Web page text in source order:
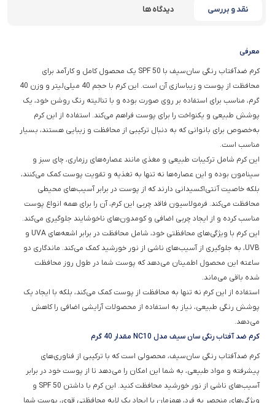
نقد و بررسی دیدگاه ها
معرفی
کرم ضدآفتاب رنگی سان‌سیف با SPF 50 یک محصول کامل و کارآمد برای
محافظت از پوست و زیباسازی آن است. این کرم با حجم 40 میلی‌لیتر و وزن 40
گرم، مناسب برای استفاده بر روی صورت بوده و با تنالیته رنگ روشن خود، یک
پوشش طبیعی و یکنواخت را برای پوست فراهم می‌کند. استفاده از این کرم
به‌خصوص برای بانوانی که به دنبال ترکیبی از محافظت و زیبایی هستند، بسیار
مناسب است.
این کرم شامل ترکیبات طبیعی و مغذی مانند عصاره‌های رزماری، چای سبز و
سینامون بوده و این عصاره‌ها نه تنها به تغذیه و تقویت پوست کمک می‌کنند،
بلکه خاصیت آنتی‌اکسیدانی دارند که از پوست در برابر آسیب‌های محیطی
محافظت می‌کند. فرمولاسیون فاقد چربی این کرم، آن را برای همه انواع پوست
مناسب کرده و از ایجاد چربی اضافی و کومدون‌های ناخوشایند جلوگیری می‌کند.
این کرم با ویژگی‌های محافظتی خود، شامل محافظت در برابر اشعه‌های UVA و
UVB، به جلوگیری از آسیب‌های ناشی از نور خورشید کمک می‌کند. ماندگاری دو
ساعته این محصول اطمینان می‌دهد که پوست شما در طول روز محافظت
شده باقی می‌ماند.
استفاده از این کرم نه تنها به محافظت از پوست کمک می‌کند، بلکه با ایجاد یک
پوشش رنگی طبیعی، نیاز به استفاده از محصولات آرایشی اضافی را کاهش
می‌دهد.
کرم ضد آفتاب رنگی سان سیف مدل NC10 مقدار 40 گرم
کرم ضدآفتاب رنگی سان‌سیف، محصولی است که با ترکیبی از فناوری‌های
پیشرفته و مواد طبیعی، به شما این امکان را می‌دهد تا از پوست خود در برابر
آسیب‌های ناشی از نور خورشید محافظت کنید. این کرم با داشتن SPF 50 و
ویژگی‌های منحصر به فرد، همزمان با ایجاد یک لایه محافظتی قوی، پوست شما